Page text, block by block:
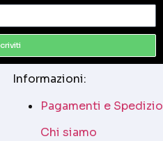
Informazioni:
Pagamenti e
Chi siamo